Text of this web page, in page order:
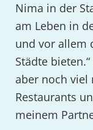
Nima in der
am Leben in
und vor allem
Städte
aber noch viel
Restaurants
meinem